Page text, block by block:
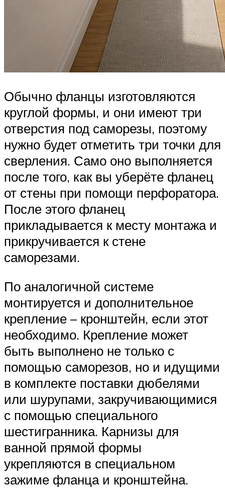
Обычно фланцы изготовляются
круглой формы, и они имеют три
отверстия под саморезы, поэтому
нужно будет отметить три точки для
сверления. Само оно выполняется
после того, как вы уберёте фланец
от стены при помощи перфоратора.
После этого фланец
прикладывается к месту монтажа и
прикручивается к стене
саморезами.
По аналогичной системе
монтируется и дополнительное
крепление – кронштейн, если этот
необходимо. Крепление может
быть выполнено не только с
помощью саморезов, но и идущими
в комплекте поставки дюбелями
или шурупами, закручивающимися
с помощью специального
шестигранника. Карнизы для
ванной прямой формы
укрепляются в специальном
зажиме фланца и кронштейна.